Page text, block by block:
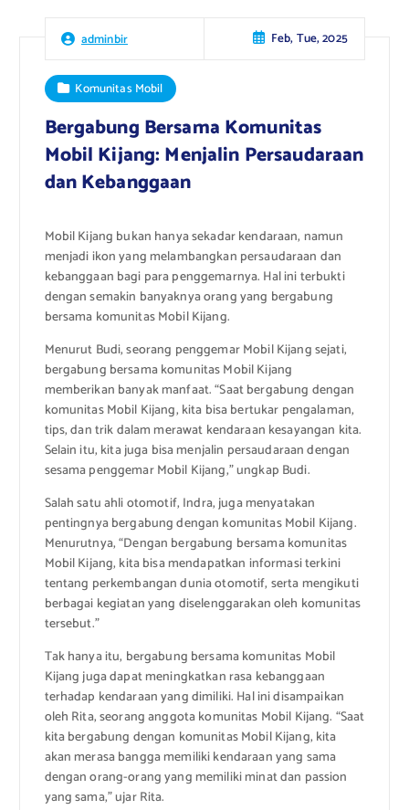
adminbir Feb, Tue, 2025
Komunitas Mobil
Bergabung Bersama Komunitas
Mobil Kijang: Menjalin Persaudaraan
dan Kebanggaan
Mobil Kijang bukan hanya sekadar kendaraan, namun
menjadi ikon yang melambangkan persaudaraan dan
kebanggaan bagi para penggemarnya. Hal ini terbukti
dengan semakin banyaknya orang yang bergabung
bersama komunitas Mobil Kijang.
Menurut Budi, seorang penggemar Mobil Kijang sejati,
bergabung bersama komunitas Mobil Kijang
memberikan banyak manfaat. “Saat bergabung dengan
komunitas Mobil Kijang, kita bisa bertukar pengalaman,
tips, dan trik dalam merawat kendaraan kesayangan kita.
Selain itu, kita juga bisa menjalin persaudaraan dengan
sesama penggemar Mobil Kijang,” ungkap Budi.
Salah satu ahli otomotif, Indra, juga menyatakan
pentingnya bergabung dengan komunitas Mobil Kijang.
Menurutnya, “Dengan bergabung bersama komunitas
Mobil Kijang, kita bisa mendapatkan informasi terkini
tentang perkembangan dunia otomotif, serta mengikuti
berbagai kegiatan yang diselenggarakan oleh komunitas
tersebut.”
Tak hanya itu, bergabung bersama komunitas Mobil
Kijang juga dapat meningkatkan rasa kebanggaan
terhadap kendaraan yang dimiliki. Hal ini disampaikan
oleh Rita, seorang anggota komunitas Mobil Kijang. “Saat
kita bergabung dengan komunitas Mobil Kijang, kita
akan merasa bangga memiliki kendaraan yang sama
dengan orang-orang yang memiliki minat dan passion
yang sama,” ujar Rita.